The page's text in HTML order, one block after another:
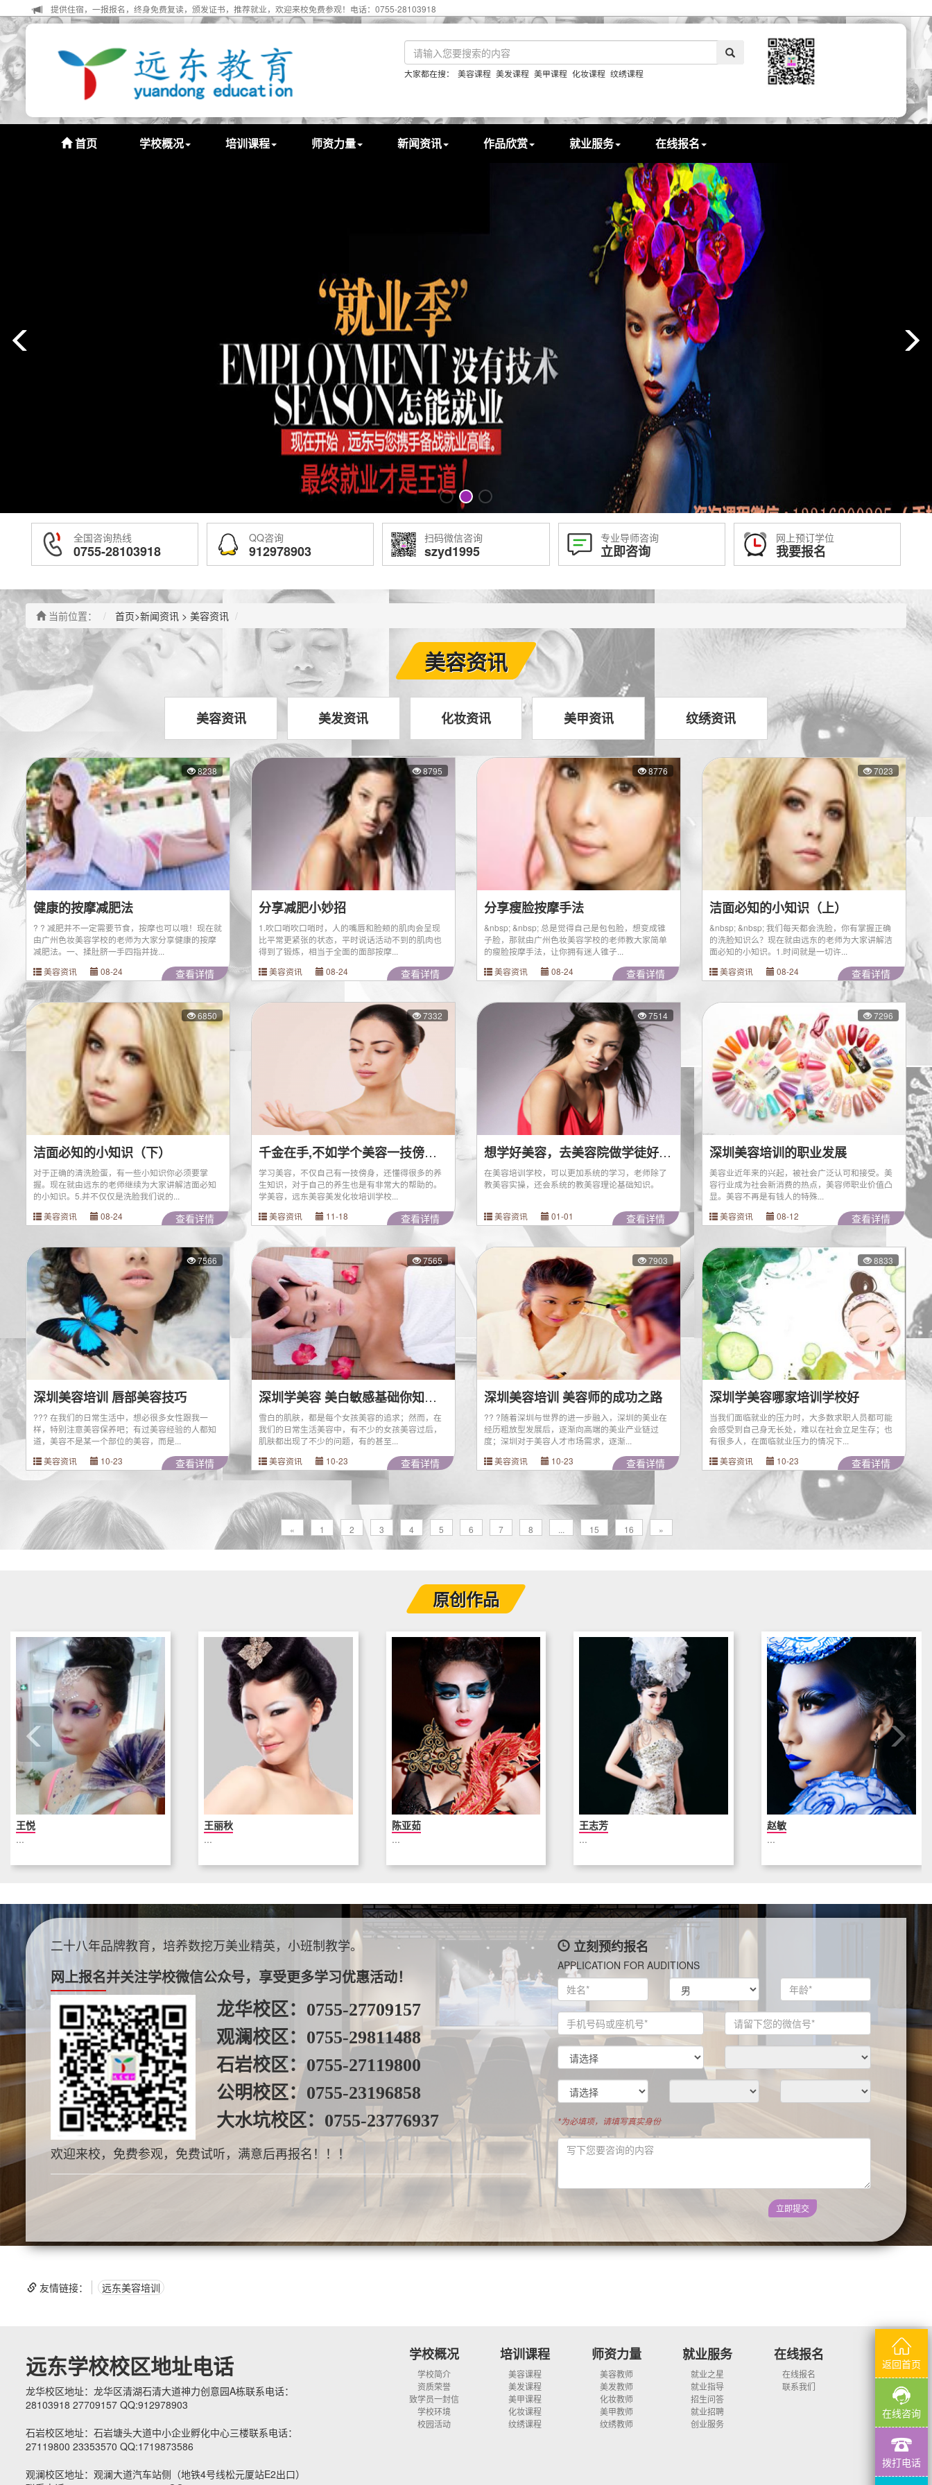
提供住宿，一报报名，终身免费复读，颁发证书，推荐就业，欢迎来校免费参观！电话：0755-28103918
大家都在搜： 美容课程 美发课程 美甲课程 化妆课程 纹绣课程
首页 学校概况 培训课程 师资力量 新闻资讯 作品欣赏 就业服务 在线报名
全国咨询热线
0755-28103918
QQ咨询
912978903
扫码微信咨询
szyd1995
专业导师咨询
立即咨询
网上预订学位
我要报名
当前位置： 首页>新闻资讯 > 美容资讯
美容资讯
美容资讯 美发资讯 化妆资讯 美甲资讯 纹绣资讯
8238
健康的按摩减肥法
? ? 减肥并不一定需要节食，按摩也可以哦！现在就
由广州色妆美容学校的老师为大家分享健康的按摩
减肥法。一、揉肚脐一手四指并拢...
美容资讯
08-24 查看详情
8795
分享减肥小妙招
1.吹口哨吹口哨时，人的嘴唇和脸颊的肌肉会呈现
比平常更紧张的状态，平时说话活动不到的肌肉也
得到了锻炼，相当于全面的面部按摩...
美容资讯
08-24 查看详情
8776
分享瘦脸按摩手法
&nbsp; &nbsp; 总是觉得自己是包包脸，想变成锥
子脸，那就由广州色妆美容学校的老师教大家简单
的瘦脸按摩手法，让你拥有迷人锥子...
美容资讯
08-24 查看详情
7023
洁面必知的小知识（上）
&nbsp; &nbsp; 我们每天都会洗脸，你有掌握正确
的洗脸知识么？现在就由远东的老师为大家讲解洁
面必知的小知识。1.时间就是一切许...
美容资讯
08-24 查看详情
6850
洁面必知的小知识（下）
对于正确的清洗脸蛋，有一些小知识你必须要掌
握。现在就由远东的老师继续为大家讲解洁面必知
的小知识。5.并不仅仅是洗脸我们说的...
美容资讯
08-24 查看详情
7332
千金在手,不如学个美容一技傍身，走遍天下都不愁
学习美容，不仅自己有一技傍身，还懂得很多的养
生知识，对于自己的养生也是有非常大的帮助的。
学美容，远东美容美发化妆培训学校...
美容资讯
11-18 查看详情
7514
想学好美容，去美容院做学徒好还是去美容培训学校好呢？
在美容培训学校，可以更加系统的学习，老师除了
教美容实操，还会系统的教美容理论基础知识。
美容资讯 01-01 查看详情
7296
深圳美容培训的职业发展
美容业近年来的兴起，被社会广泛认可和接受。美
容行业成为社会新消费的热点，美容师职业价值凸
显。美容不再是有钱人的特殊...
美容资讯
08-12 查看详情
7566
深圳美容培训 唇部美容技巧
??? 在我们的日常生活中，想必很多女性跟我一
样，特别注意美容保养吧；有过美容经验的人都知
道，美容不是某一个部位的美容，而是...
美容资讯
10-23 查看详情
7565
深圳学美容 美白敏感基础你知多少
雪白的肌肤，都是每个女孩美容的追求；然而，在
我们的日常生活美容中，有不少的女孩美容过后，
肌肤都出现了不少的问题，有的甚至...
美容资讯
10-23 查看详情
7903
深圳美容培训 美容师的成功之路
?? ?随着深圳与世界的进一步融入，深圳的美业在
经历粗放型发展后，逐渐向高端的美业产业链过
度；深圳对于美容人才市场需求，逐渐...
美容资讯
10-23 查看详情
8833
深圳学美容哪家培训学校好
当我们面临就业的压力时，大多数求职人员都可能
会感受到自己身无长处，难以在社会立足生存；也
有很多人，在面临就业压力的情况下...
美容资讯
10-23 查看详情
« 1 2 3 4 5 6 7 8 ... 15 16 »
原创作品
王悦
...
王丽秋
...
陈亚茹
...
王志芳
...
赵敏
...
二十八年品牌教育，培养数挖万美业精英，小班制教学。
网上报名并关注学校微信公众号，享受更多学习优惠活动！
龙华校区： 0755-27709157
观澜校区： 0755-29811488
石岩校区：0755-27119800
公明校区： 0755-23196858
大水坑校区： 0755-23776937
欢迎来校，免费参观，免费试听，满意后再报名！！！
立刻预约报名
APPLICATION FOR AUDITIONS
*为必填项，请填写真实身份
立即提交
友情链接： 远东美容培训
返回首页
在线咨询
拨打电话
远东学校校区地址电话
龙华校区地址：龙华区清湖石清大道神力创意园A栋联系电话：
28103918 27709157 QQ:912978903
石岩校区地址：石岩塘头大道中小企业孵化中心三楼联系电话：
27119800 23353570 QQ:1719873586
观澜校区地址：观澜大道汽车站侧（地铁4号线松元厦站E2出口）
学校概况
学校简介
资质荣誉
致学员一封信
学校环境
校园活动
培训课程
美容课程
美发课程
美甲课程
化妆课程
纹绣课程
师资力量
美容教师
美发教师
化妆教师
美甲教师
纹绣教师
就业服务
就业之星
就业指导
招生问答
就业招聘
创业服务
在线报名
在线报名
联系我们